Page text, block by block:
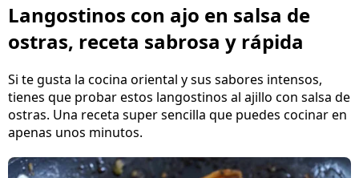
Langostinos con ajo en salsa de
ostras, receta sabrosa y rápida
Si te gusta la cocina oriental y sus sabores intensos,
tienes que probar estos langostinos al ajillo con salsa de
ostras. Una receta super sencilla que puedes cocinar en
apenas unos minutos.